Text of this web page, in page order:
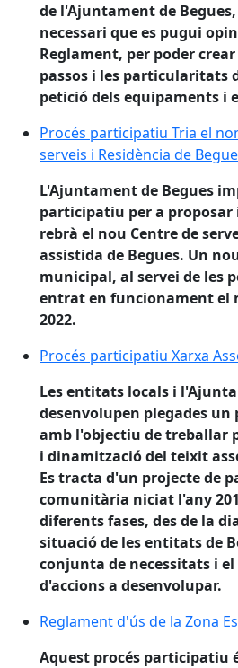
de l'Ajuntament de
necessari que es pugui
Reglament, per poder
passos i les particularitats
petició dels equipaments i
Procés participatiu Tria el
Procés participatiu Tria el
serveis i Residència de
L'Ajuntament de Begues
participatiu per a proposar
rebrà el nou Centre de
assistida de Begues. Un
municipal, al servei de les
entrat en funcionament el
2022.
Procés participatiu Xarxa
Procés participatiu Xarxa
Les entitats locals i
desenvolupen plegades
amb l'objectiu de treballar
i dinamització del teixit
Es tracta d'un projecte de
comunitària niciat l'any
diferents fases, des de la
situació de les entitats de
conjunta de necessitats i
d'accions a desenvolupar.
Reglament d'ús de la Zona
Reglament d'ús de la Zona
Aquest procés participatiu